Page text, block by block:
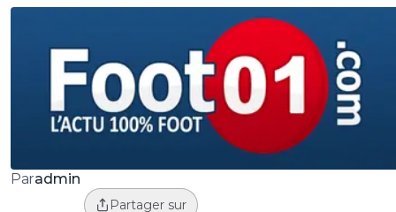
Paradmin
Partager sur